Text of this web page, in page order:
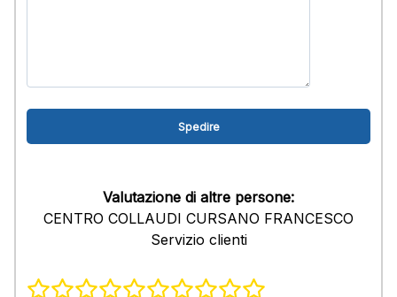
Valutazione di altre persone:
CENTRO COLLAUDI CURSANO FRANCESCO
Servizio clienti